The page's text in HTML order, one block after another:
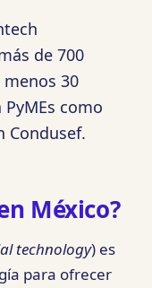
de 700
30
PyMEs como
Condusef.
México?
technology) es
para ofrecer